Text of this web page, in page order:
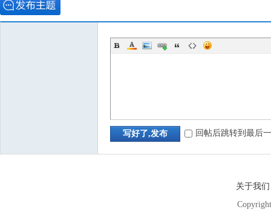
写好了,发布 回帖后跳转到最后
关于我们